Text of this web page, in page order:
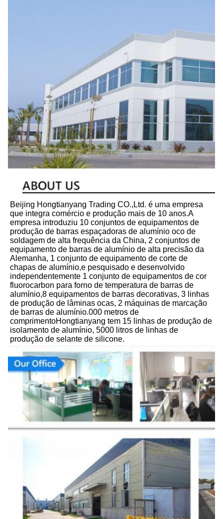
Beijing Hongtianyang Trading CO.,Ltd. é uma empresa
que integra comércio e produção mais de 10 anos.A
empresa introduziu 10 conjuntos de equipamentos de
produção de barras espaçadoras de alumínio oco de
soldagem de alta frequência da China, 2 conjuntos de
equipamento de barras de alumínio de alta precisão da
Alemanha, 1 conjunto de equipamento de corte de
chapas de alumínio,e pesquisado e desenvolvido
independentemente 1 conjunto de equipamentos de cor
fluorocarbon para forno de temperatura de barras de
alumínio,8 equipamentos de barras decorativas, 3 linhas
de produção de lâminas ocas, 2 máquinas de marcação
de barras de alumínio.000 metros de
comprimentoHongtianyang tem 15 linhas de produção de
isolamento de alumínio, 5000 litros de linhas de
produção de selante de silicone.